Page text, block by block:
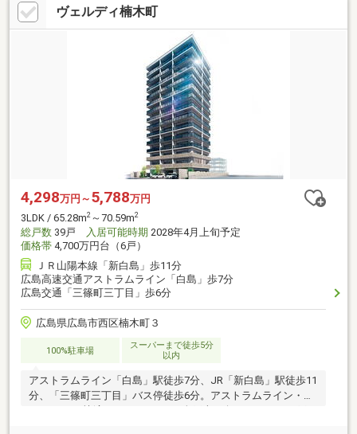
ヴェルディ楠木町
4,298万円～ 5,788万円
3LDK / 65.28m2 ～70.59m2
総戸数 39戸 入居可能時期 2028年4月上旬予定
価格帯 4,700万円台（6戸）
ＪＲ山陽本線「新白島」歩11分
広島高速交通アストラムライン「白島」歩7分
広島交通「三篠町三丁目」歩6分
広島県広島市西区楠木町３
100%駐車場
スーパーまで徒歩5分
以内
アストラムライン「白島」駅徒歩7分、JR「新白島」駅徒歩11
分、「三篠町三丁目」バス停徒歩6分。アストラムライン・